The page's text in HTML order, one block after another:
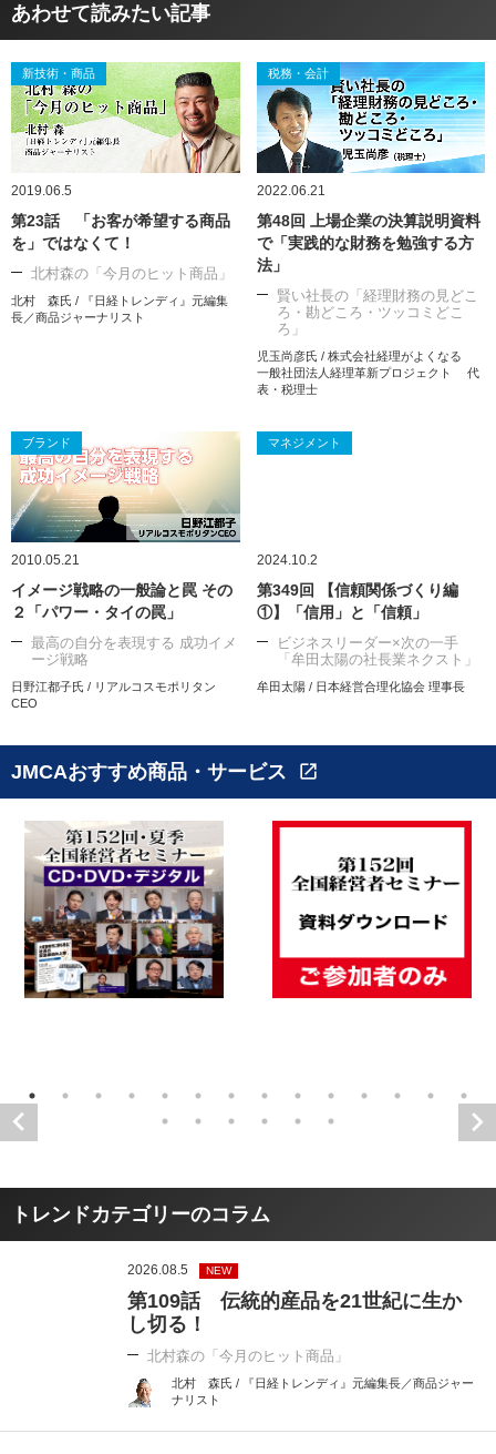
あわせて読みたい記事
新技術・商品
2019.06.5
第23話 「お客が希望する商品
を」ではなくて！
北村森の「今月のヒット商品」
北村 森氏 / 『日経トレンディ』元編集
長／商品ジャーナリスト
税務・会計
2022.06.21
第48回 上場企業の決算説明資料
で「実践的な財務を勉強する方
法」
賢い社長の「経理財務の見どこ
ろ・勘どころ・ツッコミどこ
ろ」
児玉尚彦氏 / 株式会社経理がよくなる
一般社団法人経理革新プロジェクト 代
表・税理士
ブランド
2010.05.21
イメージ戦略の一般論と罠 その
２「パワー・タイの罠」
最高の自分を表現する 成功イメ
ージ戦略
日野江都子氏 / リアルコスモポリタン
CEO
マネジメント
2024.10.2
第349回 【信頼関係づくり編
①】「信用」と「信頼」
ビジネスリーダー×次の一手
「牟田太陽の社長業ネクスト」
牟田太陽 / 日本経営合理化協会 理事長
JMCAおすすめ商品・サービス open_in_new
トレンドカテゴリーのコラム
2026.08.5 NEW
第109話 伝統的産品を21世紀に生か
し切る！
北村森の「今月のヒット商品」
北村 森氏 / 『日経トレンディ』元編集長／商品ジャー
ナリスト